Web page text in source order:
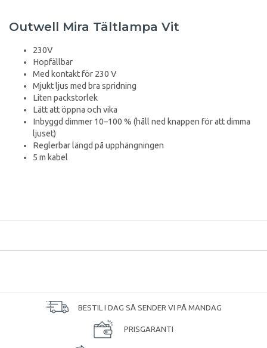
Outwell Mira Tältlampa Vit
230V
Hopfällbar
Med kontakt för 230 V
Mjukt ljus med bra spridning
Liten packstorlek
Lätt att öppna och vika
Inbyggd dimmer 10–100 % (håll ned knappen för att dimma
ljuset)
Reglerbar längd på upphängningen
5 m kabel
BESTIL I DAG SÅ SENDER VI PÅ MANDAG
PRISGARANTI